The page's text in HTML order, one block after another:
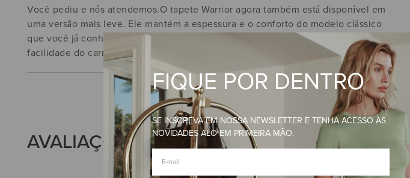
FIQUE POR DENTRO
SE INSCREVA EM NOSSA NEWSLETTER E TENHA ACESSO ÀS
NOVIDADES ALO EM PRIMEIRA MÃO.
SE
Você pediu e nós atendemos.O tapete Warrior agora também está disponível em
uma versão mais leve. Ele mantém a espessura e o conforto do modelo clássico
que você já conhece e ama mas com um peso reduzido, perfeito para levar com
facilidade do carro para a aula.
AVALIAÇÕES